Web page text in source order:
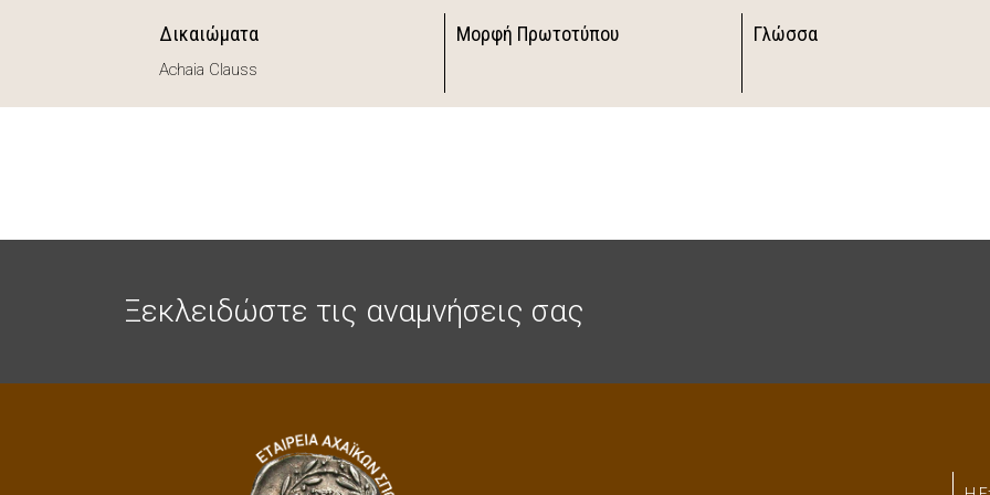
Δικαιώματα
Achaia Clauss
Μορφή Πρωτοτύπου Γλώσσα
Ξεκλειδώστε τις αναμνήσεις σας